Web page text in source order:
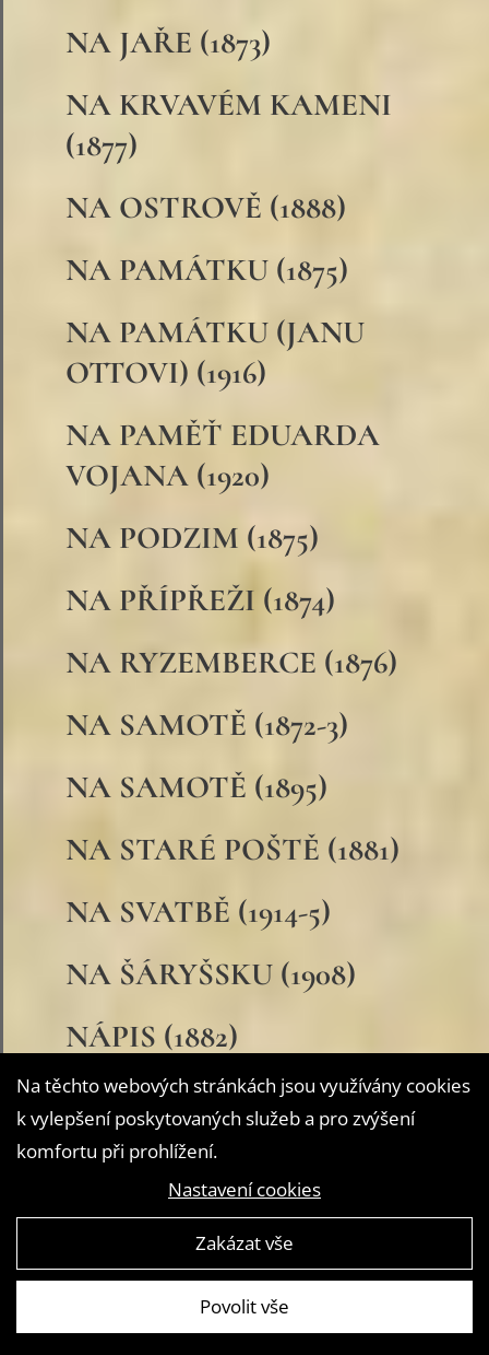
NA JAŘE (1873)
NA KRVAVÉM KAMENI
(1877)
NA OSTROVĚ (1888)
NA PAMÁTKU (1875)
NA PAMÁTKU (JANU
OTTOVI) (1916)
NA PAMĚŤ EDUARDA
VOJANA (1920)
NA PODZIM (1875)
NA PŘÍPŘEŽI (1874)
NA RYZEMBERCE (1876)
NA SAMOTĚ (1872-3)
NA SAMOTĚ (1895)
NA STARÉ POŠTĚ (1881)
NA SVATBĚ (1914-5)
NA ŠÁRYŠSKU (1908)
NÁPIS (1882)
NAŠE LEGIE (1919)
NĚKOLIK SLOV
O PSOHLAVCÍCH (1896)
NĚKOLIK VZPOMÍNEK
Na těchto webových stránkách jsou využívány cookies
k vylepšení poskytovaných služeb a pro zvýšení
komfortu při prohlížení.
Nastavení cookies
Zakázat vše
Povolit vše